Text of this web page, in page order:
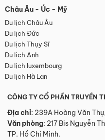
Châu Âu - Úc - Mỹ
Du lịch Châu Âu
Du lịch Đức
Du lịch Thụy Sĩ
Du lịch Anh
Du lịch luxembourg
Du lịch Hà Lan
CÔNG TY CỔ PHẦN TRUYỀN
Địa chỉ: 239A Hoàng Văn
Văn phòng: 217 Bis Nguyễn
TP. Hồ Chí Minh.